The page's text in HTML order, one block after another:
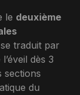
le deuxième
traduit par
dès 3
sections
du